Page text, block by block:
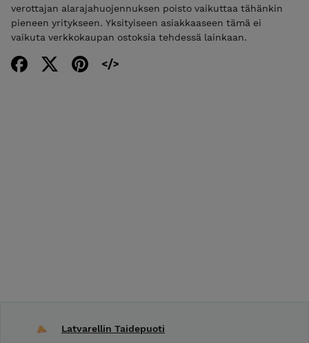
verottajan alarajahuojennuksen poisto vaikuttaa tähänkin
pieneen yritykseen. Yksityiseen asiakkaaseen tämä ei
vaikuta verkkokaupan ostoksia tehdessä lainkaan.
Latvarellin Taidepuoti